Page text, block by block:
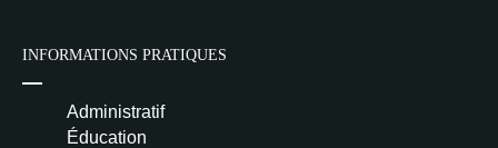
INFORMATIONS PRATIQUES
Administratif
Éducation